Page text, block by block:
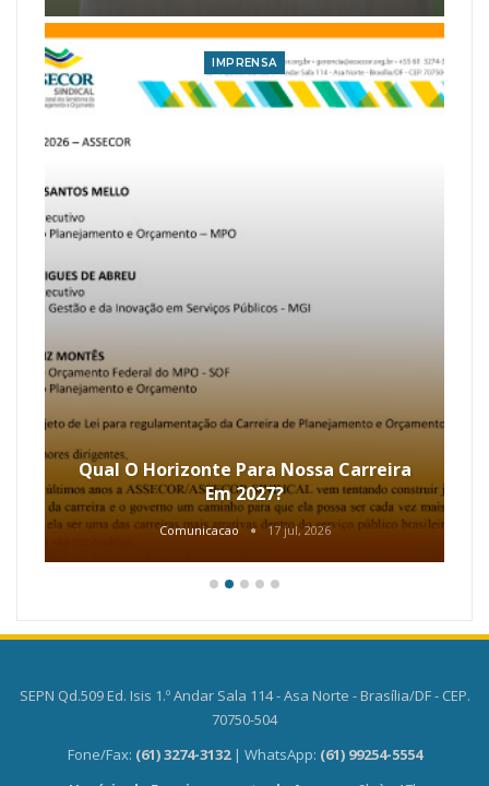
IMPRENSA
Qual O Horizonte Para Nossa Carreira
Em 2027?
Comunicacao 17 jul, 2026
SEPN Qd.509 Ed. Isis 1.º Andar Sala 114 - Asa Norte - Brasília/DF - CEP.
70750-504
Fone/Fax: (61) 3274-3132 | WhatsApp: (61) 99254-5554